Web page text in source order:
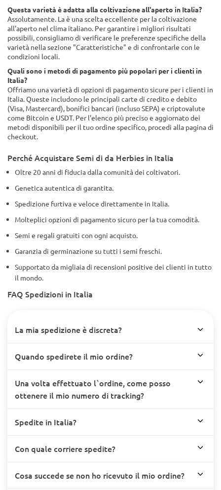
Questa varietà è adatta alla coltivazione all'aperto in Italia?
Assolutamente. La è una scelta eccellente per la coltivazione
all'aperto nel clima italiano. Per garantire i migliori risultati
possibili, consigliamo di verificare le preferenze specifiche della
varietà nella sezione "Caratteristiche" e di confrontarle con le
condizioni locali.
Quali sono i metodi di pagamento più popolari per i clienti in
Italia?
Offriamo una varietà di opzioni di pagamento sicure per i clienti in
Italia. Queste includono le principali carte di credito e debito
(Visa, Mastercard), bonifici bancari (incluso SEPA) e criptovalute
come Bitcoin e USDT. Per l'elenco più preciso e aggiornato dei
metodi disponibili per il tuo ordine specifico, procedi alla pagina di
checkout.
Perché Acquistare Semi di da Herbies in Italia
Oltre 20 anni di fiducia dalla comunità dei coltivatori.
Genetica autentica di garantita.
Spedizione furtiva e veloce direttamente in Italia.
Molteplici opzioni di pagamento sicuro per la tua comodità.
Semi e regali gratuiti con ogni acquisto.
Garanzia di germinazione su tutti i semi freschi.
Supportato da migliaia di recensioni positive dei clienti in tutto
il mondo.
FAQ Spedizioni in Italia
La mia spedizione è discreta?
Quando spedirete il mio ordine?
Una volta effettuato l`ordine, come posso
ottenere il mio numero di tracking?
Spedite in Italia?
Con quale corriere spedite?
Cosa succede se non ho ricevuto il mio ordine?